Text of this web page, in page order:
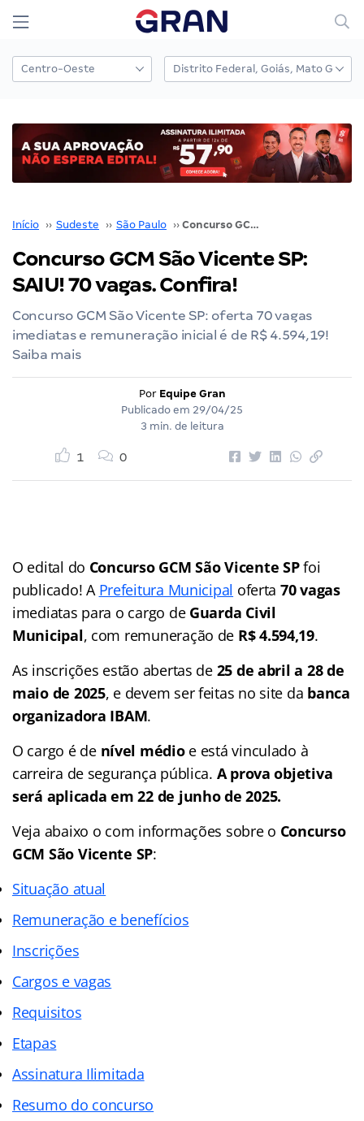
Início ›› Sudeste ›› São Paulo ›› Concurso GCM São Vicente SP: SAIU! 70 vagas. Confira!
Concurso GCM São Vicente SP:
SAIU! 70 vagas. Confira!
Concurso GCM São Vicente SP: oferta 70 vagas
imediatas e remuneração inicial é de R$ 4.594,19!
Saiba mais
Por Equipe Gran
Publicado em 29/04/25
3 min. de leitura
1 0
O edital do Concurso GCM São Vicente SPfoi
publicado! A Prefeitura Municipal oferta 70 vagas
imediatas para o cargo de Guarda Civil
Municipal, com remuneração de R$ 4.594,19.
As inscrições estão abertas de 25 de abril a 28 de
maio de 2025, e devem ser feitas no site da banca
organizadora IBAM.
O cargo é de nível médioe está vinculado à
carreira de segurança pública. A prova objetiva
será aplicada em 22 de junho de 2025.
Veja abaixo o com informações sobre o Concurso
GCM São Vicente SP:
Situação atual
Remuneração e benefícios
Inscrições
Cargos e vagas
Requisitos
Etapas
Assinatura Ilimitada
Resumo do concurso